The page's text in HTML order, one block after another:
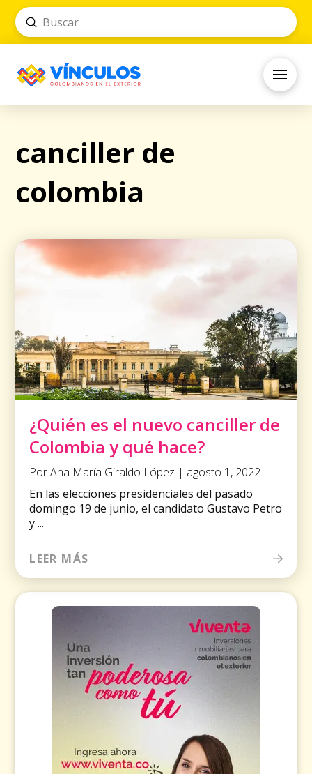
Search
Submit
canciller de
colombia
¿Quién es el nuevo canciller de
Colombia y qué hace?
Por Ana María Giraldo López | agosto 1, 2022
En las elecciones presidenciales del pasado
domingo 19 de junio, el candidato Gustavo Petro
y ...
LEER MÁS